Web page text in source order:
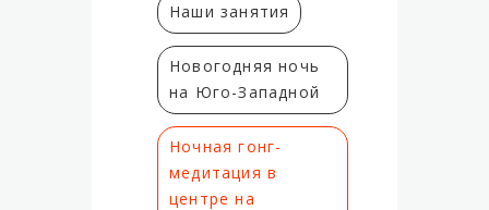
Наши занятия
Новогодняя ночь
на Юго-Западной
Ночная гонг-
медитация в
центре на